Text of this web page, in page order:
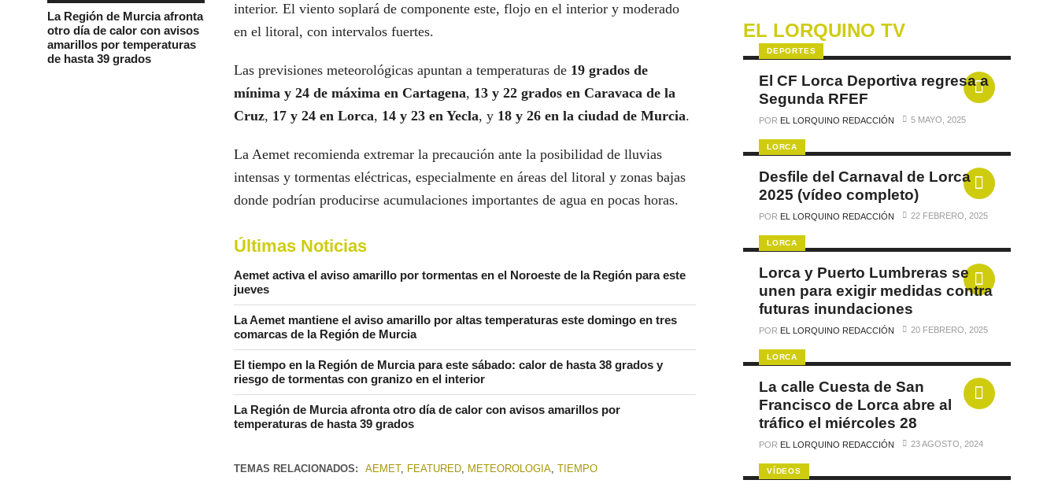
La Región de Murcia afronta
otro día de calor con avisos
amarillos por temperaturas
de hasta 39 grados
interior. El viento soplará de componente este, flojo en el interior y moderado
en el litoral, con intervalos fuertes.
Las previsiones meteorológicas apuntan a temperaturas de 19 grados de
mínima y 24 de máxima en Cartagena, 13 y 22 grados en Caravaca de la
Cruz, 17 y 24 en Lorca, 14 y 23 en Yecla, y 18 y 26 en la ciudad de Murcia.
La Aemet recomienda extremar la precaución ante la posibilidad de lluvias
intensas y tormentas eléctricas, especialmente en áreas del litoral y zonas bajas
donde podrían producirse acumulaciones importantes de agua en pocas horas.
Últimas Noticias
Aemet activa el aviso amarillo por tormentas en el Noroeste de la Región para este
jueves
La Aemet mantiene el aviso amarillo por altas temperaturas este domingo en tres
comarcas de la Región de Murcia
El tiempo en la Región de Murcia para este sábado: calor de hasta 38 grados y
riesgo de tormentas con granizo en el interior
La Región de Murcia afronta otro día de calor con avisos amarillos por
temperaturas de hasta 39 grados
TEMAS RELACIONADOS: AEMET, FEATURED, METEOROLOGIA,TIEMPO
EL LORQUINO TV
DEPORTES
El CF Lorca Deportiva regresa a
Segunda RFEF
POR EL LORQUINO REDACCIÓN 5 MAYO, 2025
LORCA
Desfile del Carnaval de Lorca
2025 (vídeo completo)
POR EL LORQUINO REDACCIÓN 22 FEBRERO, 2025
LORCA
Lorca y Puerto Lumbreras se
unen para exigir medidas contra
futuras inundaciones
POR EL LORQUINO REDACCIÓN 20 FEBRERO, 2025
LORCA
La calle Cuesta de San
Francisco de Lorca abre al
tráfico el miércoles 28
POR EL LORQUINO REDACCIÓN 23 AGOSTO, 2024
VÍDEOS